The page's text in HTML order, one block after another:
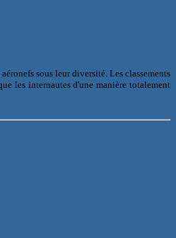
sous leur diversité. Les classements
les internautes d'une manière totalement